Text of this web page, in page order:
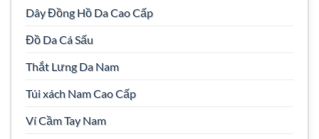
Dây Đồng Hồ Da Cao Cấp
Đồ Da Cá Sấu
Thắt Lưng Da Nam
Túi xách Nam Cao Cấp
Ví Cầm Tay Nam